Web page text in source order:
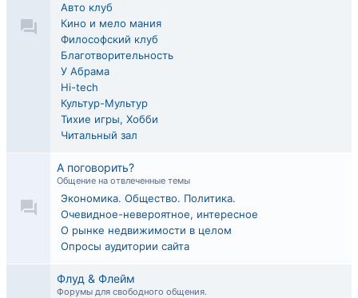
Авто клуб
Кино и мело мания
Философский клуб
Благотворительность
У Абрама
Hi-tech
Культур-Мультур
Тихие игры, Хобби
Читальный зал
А поговорить?
Общение на отвлеченные темы
Экономика. Общество. Политика.
Очевидное-невероятное, интересное
О рынке недвижимости в целом
Опросы аудитории сайта
Флуд & Флейм
Форумы для свободного общения.